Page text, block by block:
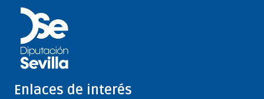
Enlaces de interés